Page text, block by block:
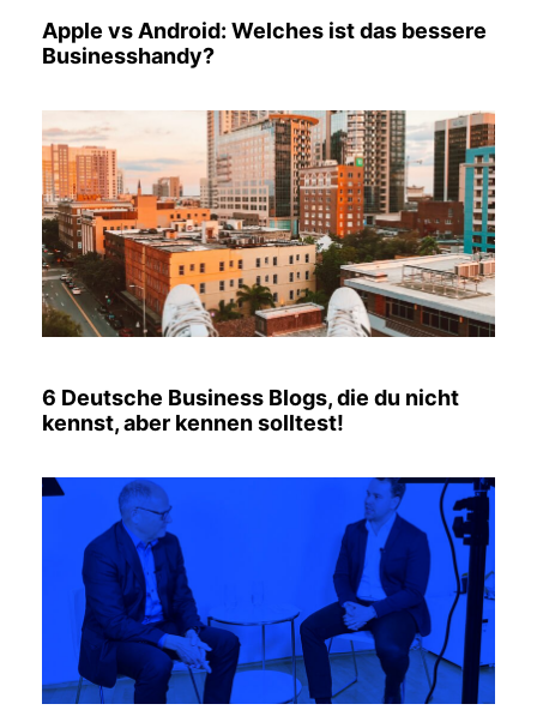
Apple vs Android: Welches ist das bessere
Businesshandy?
6 Deutsche Business Blogs, die du nicht
kennst, aber kennen solltest!